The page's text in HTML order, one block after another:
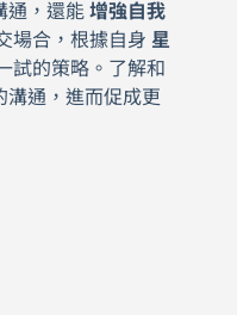
通，還能 增強自我
場合，根據自身 星
試的策略。了解和
溝通，進而促成更